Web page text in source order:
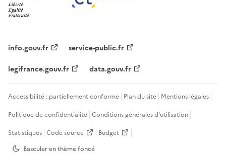
info.gouv.fr
service-public.fr
legifrance.gouv.fr
data.gouv.fr
Accessibilité : partiellement conforme Plan du site Mentions légales
Politique de confidentialité Conditions générales d'utilisation
Statistiques Code source
Budget
Basculer en thèmefoncé